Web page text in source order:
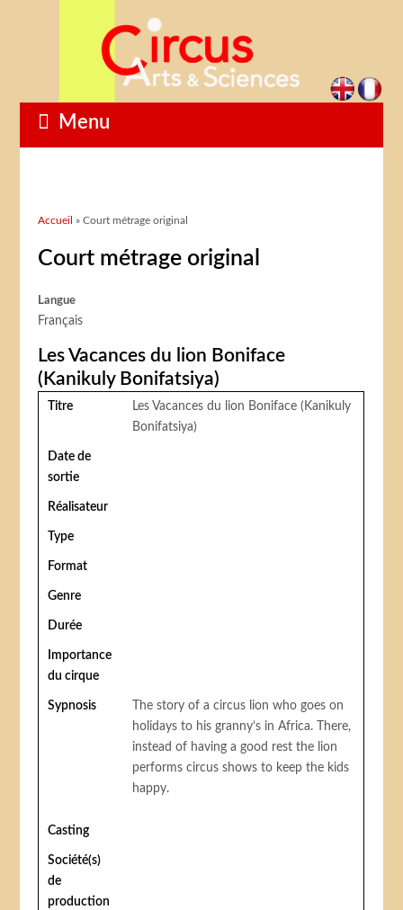
Menu
Vous êtes ici
Accueil » Court métrage original
Court métrage original
Langue
Français
Les Vacances du lion Boniface
(Kanikuly Bonifatsiya)
Titre
Les Vacances du lion Boniface (Kanikuly
Bonifatsiya)
Date de
sortie
Réalisateur
Type
Format
Genre
Durée
Importance
du cirque
Sypnosis
The story of a circus lion who goes on
holidays to his granny’s in Africa. There,
instead of having a good rest the lion
performs circus shows to keep the kids
happy.
Casting
Société(s)
de
production